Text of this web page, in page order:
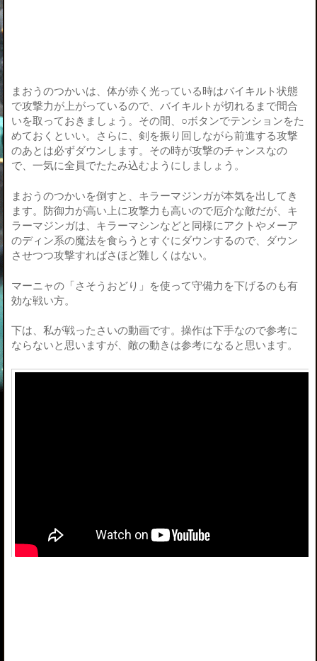
まおうのつかいは、体が赤く光っている時はバイキルト状態
で攻撃力が上がっているので、バイキルトが切れるまで間合
いを取っておきましょう。その間、○ボタンでテンションをた
めておくといい。さらに、剣を振り回しながら前進する攻撃
のあとは必ずダウンします。その時が攻撃のチャンスなの
で、一気に全員でたたみ込むようにしましょう。
まおうのつかいを倒すと、キラーマジンガが本気を出してき
ます。防御力が高い上に攻撃力も高いので厄介な敵だが、キ
ラーマジンガは、キラーマシンなどと同様にアクトやメーア
のディン系の魔法を食らうとすぐにダウンするので、ダウン
させつつ攻撃すればさほど難しくはない。
マーニャの「さそうおどり」を使って守備力を下げるのも有
効な戦い方。
下は、私が戦ったさいの動画です。操作は下手なので参考に
ならないと思いますが、敵の動きは参考になると思います。